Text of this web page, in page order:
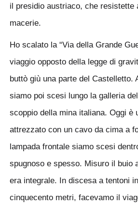
il presidio austriaco, che resistette
macerie.
Ho scalato la “Via della Grande
viaggio opposto della legge di
buttò giù una parte del Castelletto.
siamo poi scesi lungo la galleria
scoppio della mina italiana. Oggi è
attrezzato con un cavo da cima a
lampada frontale siamo scesi
spugnoso e spesso. Misuro il buio
era integrale. In discesa a tentoni
cinquecento metri, facevamo il